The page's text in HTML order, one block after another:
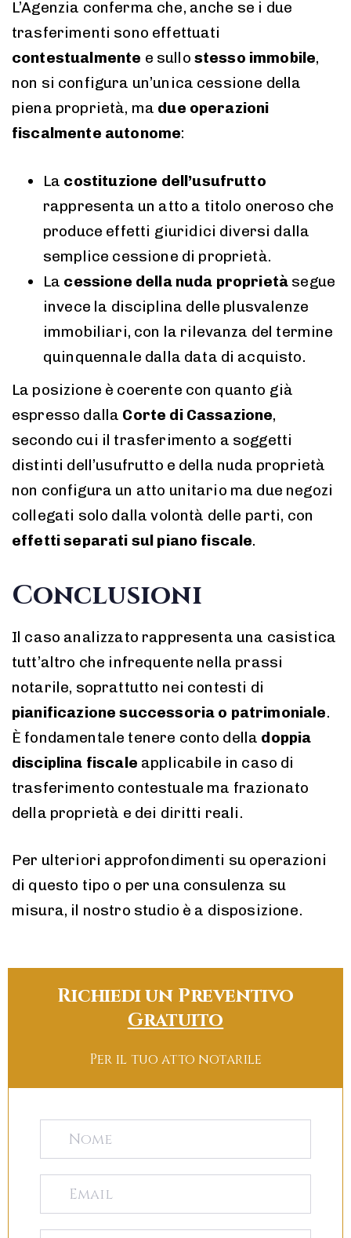
L’Agenzia conferma che, anche se i due
trasferimenti sono effettuati
contestualmente e sullo stesso immobile,
non si configura un’unica cessione della
piena proprietà, ma due operazioni
fiscalmente autonome:
La costituzione dell’usufrutto
rappresenta un atto a titolo oneroso che
produce effetti giuridici diversi dalla
semplice cessione di proprietà.
La cessione della nuda proprietà segue
invece la disciplina delle plusvalenze
immobiliari, con la rilevanza del termine
quinquennale dalla data di acquisto.
La posizione è coerente con quanto già
espresso dalla Corte di Cassazione,
secondo cui il trasferimento a soggetti
distinti dell’usufrutto e della nuda proprietà
non configura un atto unitario ma due negozi
collegati solo dalla volontà delle parti, con
effetti separati sul piano fiscale.
Conclusioni
Il caso analizzato rappresenta una casistica
tutt’altro che infrequente nella prassi
notarile, soprattutto nei contesti di
pianificazione successoria o patrimoniale.
È fondamentale tenere conto della doppia
disciplina fiscale applicabile in caso di
trasferimento contestuale ma frazionato
della proprietà e dei diritti reali.
Per ulteriori approfondimenti su operazioni
di questo tipo o per una consulenza su
misura, il nostro studio è a disposizione.
Richiedi un Preventivo
Gratuito
Per il tuo atto notarile